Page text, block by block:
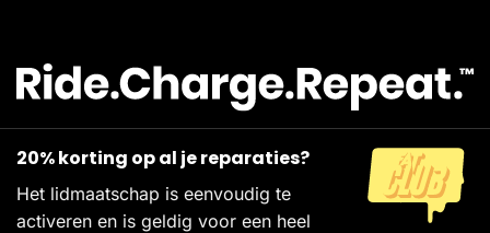
20% korting op al je reparaties?
Het lidmaatschap is eenvoudig te
activeren en is geldig voor een heel